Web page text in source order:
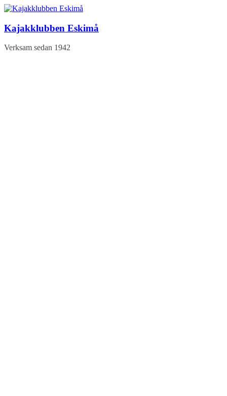
Hoppa
innehåll
Kajakklubben Eskimå
Verksam sedan 1942